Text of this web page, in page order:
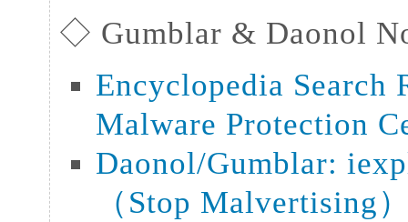
◇ Gumblar & Daonol
Encyclopedia
Malware Protection
Daonol/Gumblar:
（Stop Malvertising